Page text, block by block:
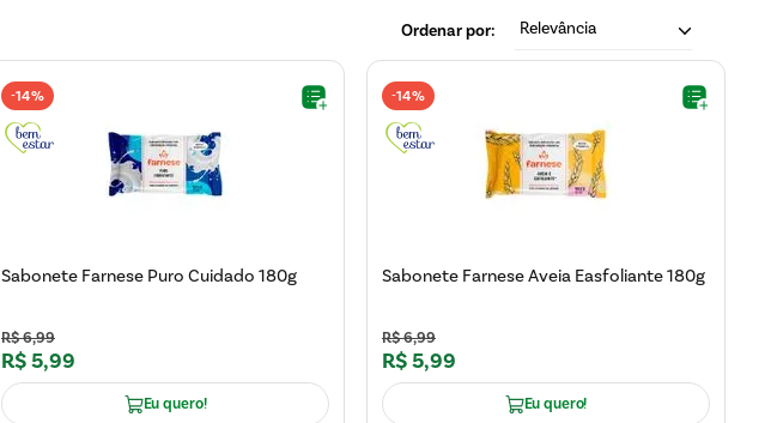
Relevância
-14%
Sabonete Farnese Puro Cuidado 180g
R$6,99
R$5,99
Eu quero!
-14%
Sabonete Farnese Aveia Easfoliante 180g
R$6,99
R$5,99
Eu quero!